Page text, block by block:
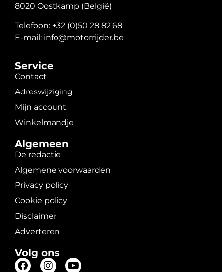
8020 Oostkamp (België)
Telefoon: +32 (0)50 28 82 68
E-mail: info@motorrijder.be
Service
Contact
Adreswijziging
Mijn account
Winkelmandje
Algemeen
De redactie
Algemene voorwaarden
Privacy policy
Cookie policy
Disclaimer
Adverteren
Volg ons